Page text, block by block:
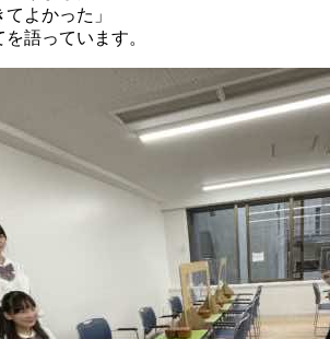
よかった」
語っています。